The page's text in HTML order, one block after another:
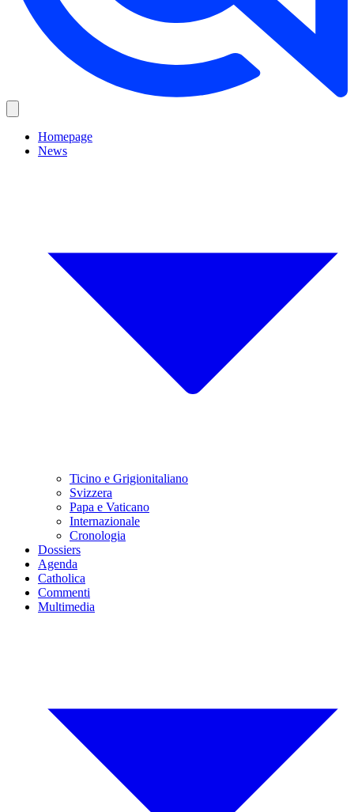
Homepage
News
Ticino e Grigionitaliano
Svizzera
Papa e Vaticano
Internazionale
Cronologia
Dossiers
Agenda
Catholica
Commenti
Multimedia